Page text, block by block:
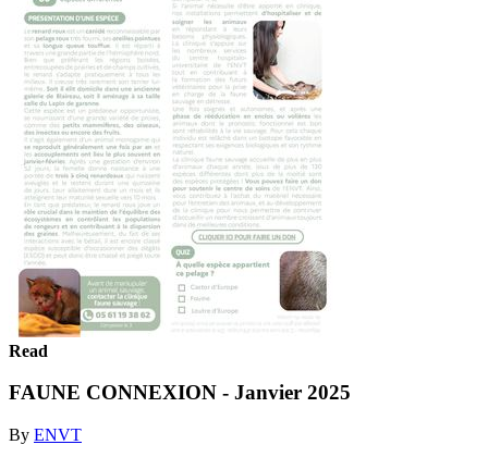
Read
FAUNE CONNEXION - Janvier 2025
By ENVT